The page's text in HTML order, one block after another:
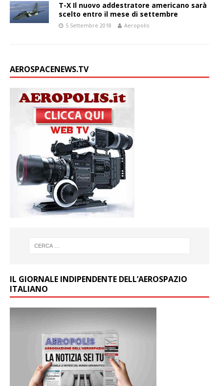
T-X Il nuovo addestratore americano sarà
scelto entro il mese di settembre
5 Settembre 2018 Aeropolis
AEROSPACENEWS.TV
IL GIORNALE INDIPENDENTE DELL’AEROSPAZIO
ITALIANO